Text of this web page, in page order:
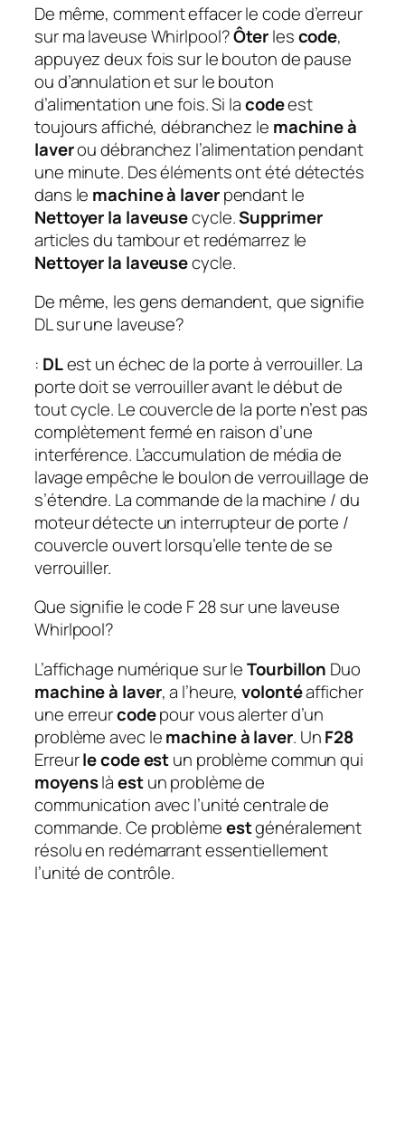
De même, comment effacer le code d’erreur
sur ma laveuse Whirlpool?Ôterlescode,
appuyez deux fois sur le bouton de pause
ou d’annulation et sur le bouton
d’alimentation une fois. Si lacodeest
toujours affiché, débranchez le machine à
laverou débranchez l’alimentation pendant
une minute. Des éléments ont été détectés
dans le machine à laverpendant le
Nettoyer la laveusecycle.Supprimer
articles du tambour et redémarrez le
Nettoyer la laveusecycle.
De même, les gens demandent, que signifie
DL sur une laveuse?
: DLest un échec de la porte à verrouiller. La
porte doit se verrouiller avant le début de
tout cycle. Le couvercle de la porte n’est pas
complètement fermé en raison d’une
interférence. L’accumulation de média de
lavage empêche le boulon de verrouillage de
s’étendre. La commande de la machine / du
moteur détecte un interrupteur de porte /
couvercle ouvert lorsqu’elle tente de se
verrouiller.
Que signifie le code F 28 sur une laveuse
Whirlpool?
L’affichage numérique sur leTourbillon Duo
machine à laver, a l’heure,volontéafficher
une erreurcodepour vous alerter d’un
problème avec lemachine à laver. UnF28
Erreurle code estun problème commun qui
moyenslàestun problème de
communication avec l’unité centrale de
commande. Ce problèmeestgénéralement
résolu en redémarrant essentiellement
l’unité de contrôle.